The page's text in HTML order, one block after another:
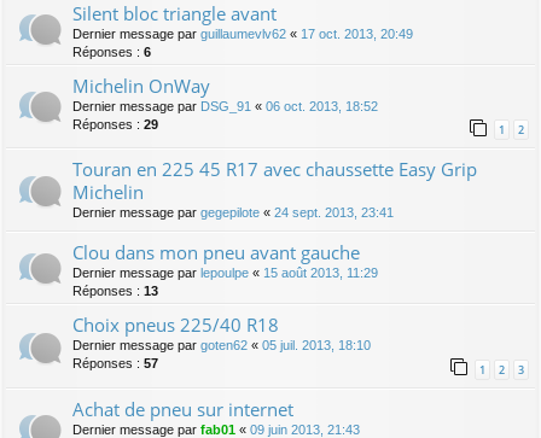
Silent bloc triangle avant
Dernier message par guillaumevlv62 « 17 oct. 2013, 20:49
Réponses : 6
Michelin OnWay
Dernier message par DSG_91 « 06 oct. 2013, 18:52
Réponses : 29 1 2
Touran en 225 45 R17 avec chaussette Easy Grip
Michelin
Dernier message par gegepilote « 24 sept. 2013, 23:41
Clou dans mon pneu avant gauche
Dernier message par lepoulpe « 15 août 2013, 11:29
Réponses : 13
Choix pneus 225/40 R18
Dernier message par goten62 « 05 juil. 2013, 18:10
Réponses : 57 1 2 3
Achat de pneu sur internet
Dernier message par fab01 « 09 juin 2013, 21:43